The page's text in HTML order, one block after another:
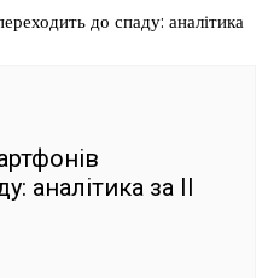
аналітика за II